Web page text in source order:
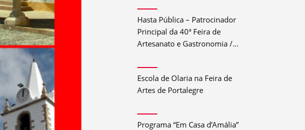
Crato 2026
Hasta Pública – Patrocinador
Principal da 40ª Feira de
Artesanato e Gastronomia /
Escola de Olaria na Feira de
Artes de Portalegre
Programa “Em Casa d’Amália”